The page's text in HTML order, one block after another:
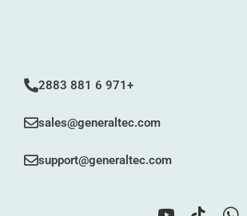
+971 6 881 2883
sales@generaltec.com
support@generaltec.com